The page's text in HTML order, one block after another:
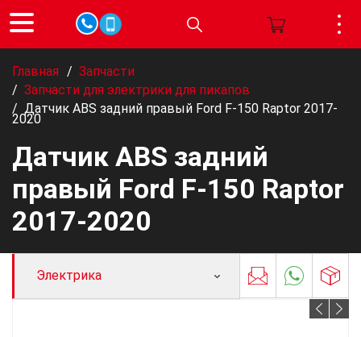
Главная / Запчасти
/ Запчасти для электрики для пикапов
/ Датчик ABS задний правый Ford F-150 Raptor 2017-
2020
Датчик ABS задний
правый Ford F-150 Raptor
2017-2020
Электрика